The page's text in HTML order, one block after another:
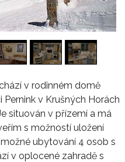
v rodinném domě
v Krušných Horách
situován v přízemí a má
s možností uložení
ubytování 4 osob s
v oplocené zahradě s